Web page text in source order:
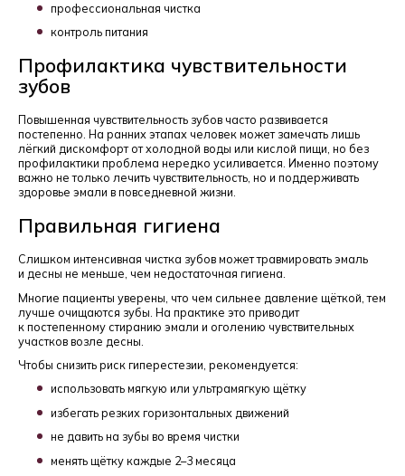
профессиональная чистка
контроль питания
Профилактика чувствительности
зубов
Повышенная чувствительность зубов часто развивается
постепенно. На ранних этапах человек может замечать лишь
лёгкий дискомфорт от холодной воды или кислой пищи, но без
профилактики проблема нередко усиливается. Именно поэтому
важно не только лечить чувствительность, но и поддерживать
здоровье эмали в повседневной жизни.
Правильная гигиена
Слишком интенсивная чистка зубов может травмировать эмаль
и десны не меньше, чем недостаточная гигиена.
Многие пациенты уверены, что чем сильнее давление щёткой, тем
лучше очищаются зубы. На практике это приводит
к постепенному стиранию эмали и оголению чувствительных
участков возле десны.
Чтобы снизить риск гиперестезии, рекомендуется:
использовать мягкую или ультрамягкую щётку
избегать резких горизонтальных движений
не давить на зубы во время чистки
менять щётку каждые 2–3 месяца